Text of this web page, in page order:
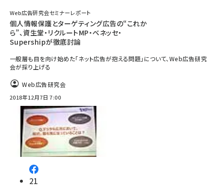
Web広告研究会セミナーレポート
個人情報保護とターゲティング広告の“これか
ら”、資生堂・リクルートMP・ベネッセ・
Supershipが徹底討論
一般層も目を向け始めた「ネット広告が抱える問題」について、Web広告研究
会が採り上げる
Web広告研究会
2018年12月7日 7:00
21